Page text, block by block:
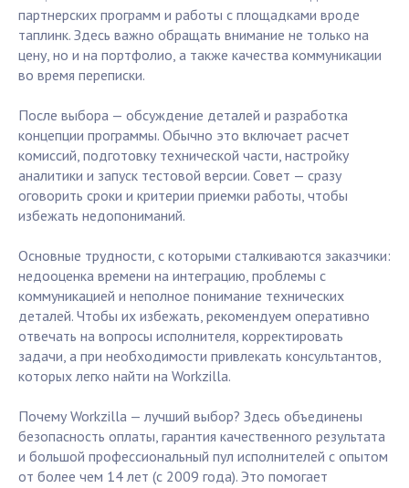
партнерских программ и работы с площадками вроде
таплинк. Здесь важно обращать внимание не только на
цену, но и на портфолио, а также качества коммуникации
во время переписки.
После выбора — обсуждение деталей и разработка
концепции программы. Обычно это включает расчет
комиссий, подготовку технической части, настройку
аналитики и запуск тестовой версии. Совет — сразу
оговорить сроки и критерии приемки работы, чтобы
избежать недопониманий.
Основные трудности, с которыми сталкиваются заказчики:
недооценка времени на интеграцию, проблемы с
коммуникацией и неполное понимание технических
деталей. Чтобы их избежать, рекомендуем оперативно
отвечать на вопросы исполнителя, корректировать
задачи, а при необходимости привлекать консультантов,
которых легко найти на Workzilla.
Почему Workzilla — лучший выбор? Здесь объединены
безопасность оплаты, гарантия качественного результата
и большой профессиональный пул исполнителей с опытом
от более чем 14 лет (с 2009 года). Это помогает